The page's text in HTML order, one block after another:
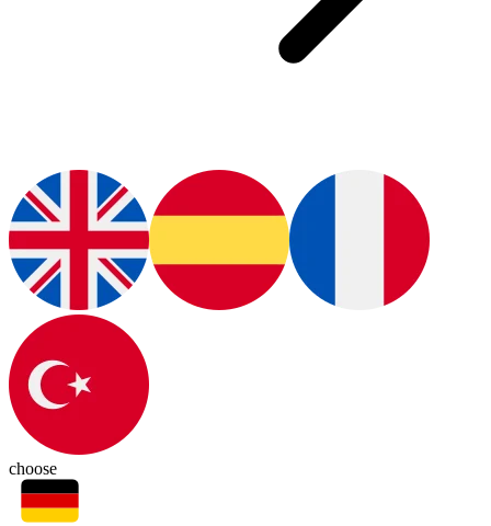
choose